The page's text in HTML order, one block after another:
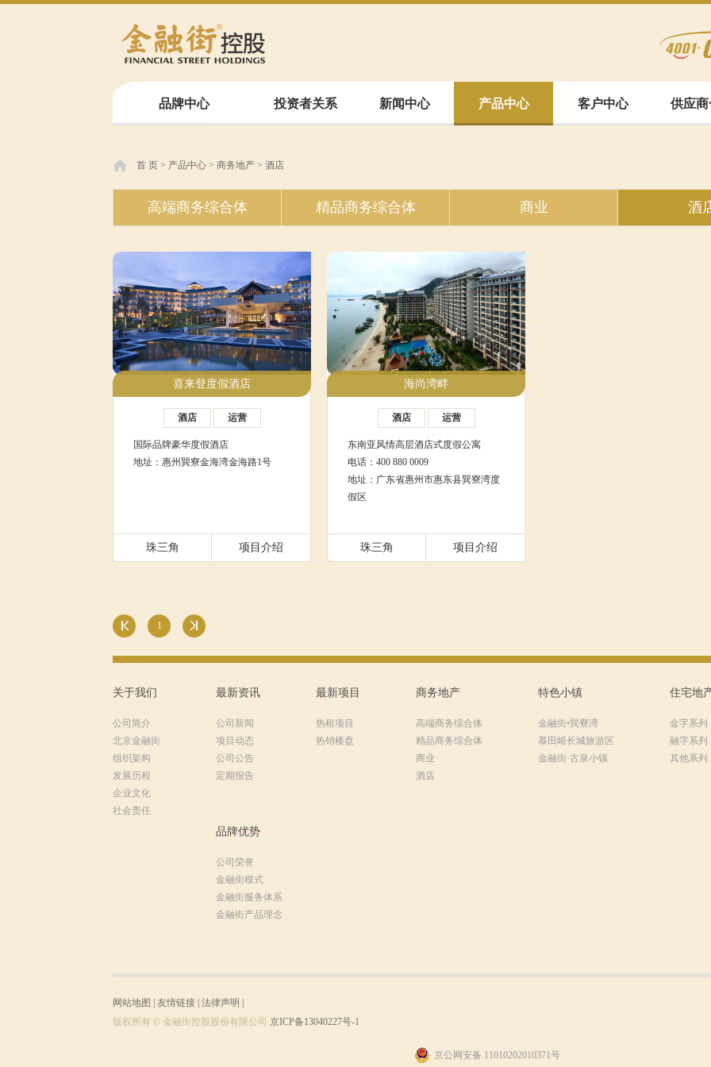
品牌中心 投资者关系 新闻中心 产品中心 客户中心 供应商
首 页 > 产品中心 > 商务地产 > 酒店
高端商务综合体 精品商务综合体 商业 酒
酒店 运营
国际品牌豪华度假酒店
地址：惠州巽寮金海湾金海路1号
珠三角 项目介绍
喜来登度假酒店
酒店 运营
东南亚风情高层酒店式度假公寓
电话：400 880 0009
地址：广东省惠州市惠东县巽寮湾度
假区
珠三角 项目介绍
海尚湾畔
1
关于我们
公司简介
北京金融街
组织架构
发展历程
企业文化
社会责任
最新资讯
公司新闻
项目动态
公司公告
定期报告
最新项目
热租项目
热销楼盘
商务地产
高端商务综合体
精品商务综合体
商业
酒店
特色小镇
金融街•巽寮湾
慕田峪长城旅游区
金融街·古泉小镇
住宅地
金字系列
融字系列
其他系列
品牌优势
公司荣誉
金融街模式
金融街服务体系
金融街产品理念
网站地图 友情链接 法律声明
版权所有 © 金融街控股股份有限公司 京ICP备13040227号-1
京公网安备 11010202010371号